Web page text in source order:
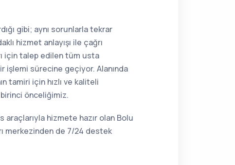
gibi; aynı sorunlarla tekrar
hizmet anlayışı ile çağrı
için talep edilen tüm usta
işlemi sürecine geçiyor. Alanında
tamiri için hızlı ve kaliteli
önceliğimiz.
hizmete hazır olan Bolu
merkezinden de 7/24 destek